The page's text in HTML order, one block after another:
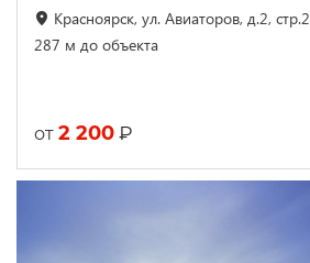
Красноярск, ул. Авиаторов, д.2, стр.2
287 м до объекта
от 2 200 ₽